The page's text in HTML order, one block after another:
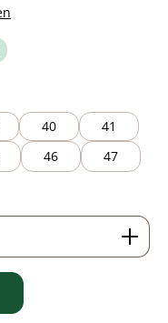
40
41
46
47
Wert ein